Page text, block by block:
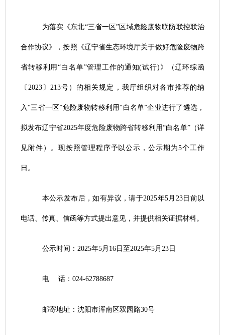
为落实《东北“三省一区” 区域危险废物联防联控联治
合作协议》，按照《辽宁省生态环境厅关于做好危险废物跨
省转移利用“白名单”管理工作的通知(试行) 》（辽环综函
〔2023 〕213号）的相关规定， 我厅组织对各市推荐的纳
入“三省一区”危险废物转移利用“白名单”企业进行了遴选，
拟发布辽宁省2025年度危险废物跨省转移利 用“白名单”（详
见附件） 。现按照管理程序予以公示，公示期为5个工作
日。
本公示发布后，如有异议，请于2025年5月 23日前以
电话、传真、信函等方式提出意见，并提供相关证据材料。
公示时间 ： 2025年5月 16日至2025年5月 23日
电 话： 024-62788687
邮寄地址 ： 沈阳市浑南区双园路30号